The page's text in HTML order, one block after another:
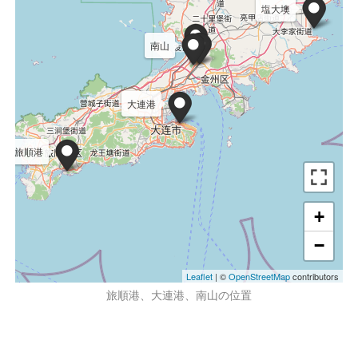
南山
大連港
旅順港
塩大墺
+
−
Leaflet | ©OpenStreetMapcontributors
旅順港、大連港、南山の位置